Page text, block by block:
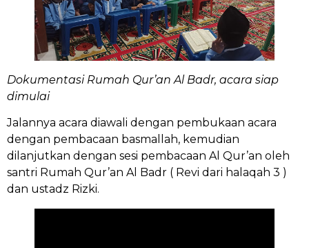
Dokumentasi Rumah Qur’an Al Badr, acara siap
dimulai
Jalannya acara diawali dengan pembukaan acara
dengan pembacaan basmallah, kemudian
dilanjutkan dengan sesi pembacaan Al Qur’an oleh
santri Rumah Qur’an Al Badr ( Revi dari halaqah 3 )
dan ustadz Rizki.